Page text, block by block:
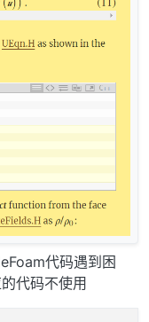
代码遇到困
代码不使用